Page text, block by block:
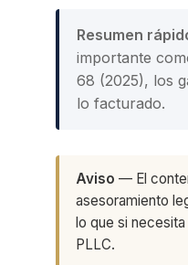
Resumen
importante
68 (2025), los
lo facturado.
Aviso — El
asesoramiento
lo que si
PLLC.